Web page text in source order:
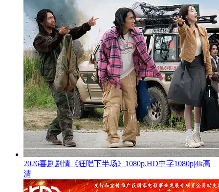
2026喜剧剧情《狂唱下半场》1080p.HD中字1080p|4k高
清